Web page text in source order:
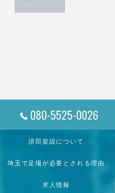
080-5525-0026
須田架設について
埼玉で足場が必要とされる理由
求人情報